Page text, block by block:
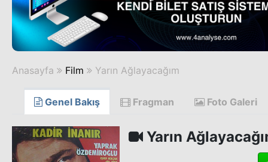
Anasayfa Film Yarın Ağlayacağım
Genel Bakış Fragman Foto Galeri
Yarın